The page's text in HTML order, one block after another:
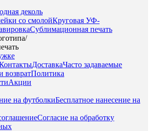
деколь
со смолойКруговая УФ-
Сублимационная печать
/
ДоставкаЧасто задаваемые
возвратПолитика
Акции
на футболкиБесплатное нанесение на
Согласие на обработку